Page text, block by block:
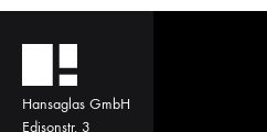
Hansaglas GmbH
Edisonstr. 3